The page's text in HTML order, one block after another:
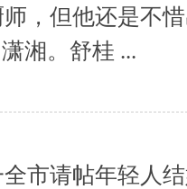
，但他还是不
湘。舒桂 ...
市请帖年轻人